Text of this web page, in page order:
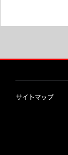
サイトマップ